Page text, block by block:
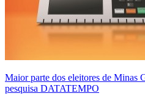
Maior parte dos eleitores de Minas
pesquisa DATATEMPO